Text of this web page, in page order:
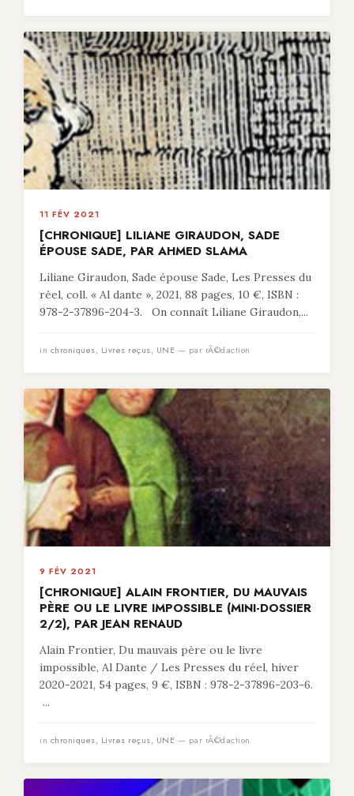
11 FÉV 2021
[CHRONIQUE] LILIANE GIRAUDON, SADE
ÉPOUSE SADE, PAR AHMED SLAMA
Liliane Giraudon, Sade épouse Sade, Les Presses du
réel, coll. « Al dante », 2021, 88 pages, 10 €, ISBN :
978-2-37896-204-3. On connaît Liliane Giraudon,...
in chroniques, Livres reçus, UNE — par rÃ©daction
9 FÉV 2021
[CHRONIQUE] ALAIN FRONTIER, DU MAUVAIS
PÈRE OU LE LIVRE IMPOSSIBLE (MINI-DOSSIER
2/2), PAR JEAN RENAUD
Alain Frontier, Du mauvais père ou le livre
impossible, Al Dante / Les Presses du réel, hiver
2020-2021, 54 pages, 9 €, ISBN : 978-2-37896-203-6.
...
in chroniques, Livres reçus, UNE — par rÃ©daction